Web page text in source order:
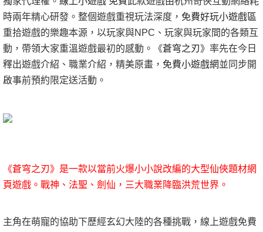
時兩年精心研發。整個遊戲重視玩法深度， 免費好玩小遊戲區
重拾遊戲的樂趣本源，以玩家與NPC、玩家與玩家間的各類互
動，帶領大家重溫遊戲最初的感動。
《蒼穹之刃》 率先在今日
釋出遊戲介紹、職業介紹，精美原畫， 免費小遊戲網並同步開
啟事前預約限定送活動。
《蒼穹之刃》是一款以當前火爆小小說改編的大型仙俠題材網
頁遊戲。戰神、法聖、劍仙，三大職業降臨洪荒世界。
主角在萌寵的協助下歷經玄幻大陸的各種挑戰，線上遊戲免費